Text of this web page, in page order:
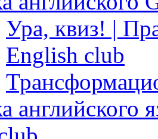
Ура, квиз! |
English club
английского